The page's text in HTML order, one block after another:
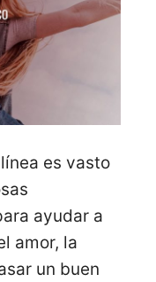
es vasto
ayudar a
amor, la
un buen